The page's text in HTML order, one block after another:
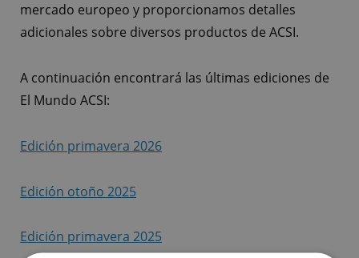
mercado europeo y proporcionamos detalles
adicionales sobre diversos productos de ACSI.
A continuación encontrará las últimas ediciones de
El Mundo ACSI:
Edición primavera 2026
Edición otoño 2025
Edición primavera 2025